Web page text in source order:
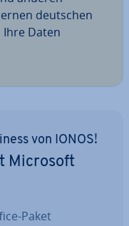
deutschen
Ihre Daten
von IONOS!
Microsoft
Paket